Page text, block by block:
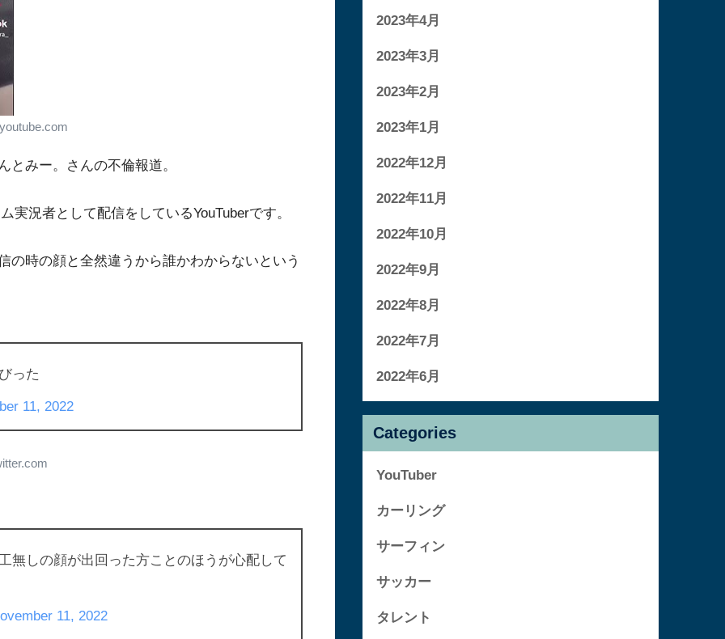
とみー。さんの不倫報道。
況者として配信をしているYouTuberです。
の時の顔と全然違うから誰かわからないという
った
11, 2022
無しの顔が出回った方ことのほうが心配して
11, 2022
2023年4月
2023年3月
2023年2月
2023年1月
2022年12月
2022年11月
2022年10月
2022年9月
2022年8月
2022年7月
2022年6月
Categories
YouTuber
カーリング
サーフィン
サッカー
タレント